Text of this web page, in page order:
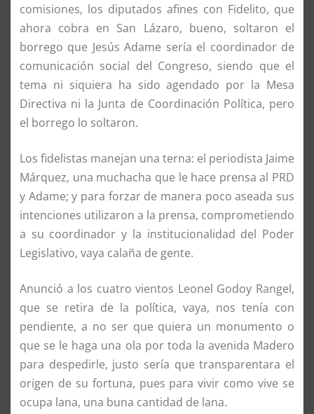
comisiones, los diputados afines con Fidelito, que
ahora cobra en San Lázaro, bueno, soltaron el
borrego que Jesús Adame sería el coordinador de
comunicación social del Congreso, siendo que el
tema ni siquiera ha sido agendado por la Mesa
Directiva ni la Junta de Coordinación Política, pero
el borrego lo soltaron.
Los fidelistas manejan una terna: el periodista Jaime
Márquez, una muchacha que le hace prensa al PRD
y Adame; y para forzar de manera poco aseada sus
intenciones utilizaron a la prensa, comprometiendo
a su coordinador y la institucionalidad del Poder
Legislativo, vaya calaña de gente.
Anunció a los cuatro vientos Leonel Godoy Rangel,
que se retira de la política, vaya, nos tenía con
pendiente, a no ser que quiera un monumento o
que se le haga una ola por toda la avenida Madero
para despedirle, justo sería que transparentara el
origen de su fortuna, pues para vivir como vive se
ocupa lana, una buna cantidad de lana.